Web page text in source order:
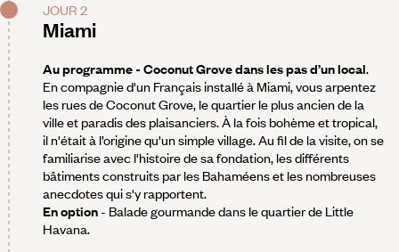
JOUR 2
Miami
Au programme - Coconut Grove dans les pas d’un local.
En compagnie d'un Français installé à Miami, vous arpentez
les rues de Coconut Grove, le quartier le plus ancien de la
ville et paradis des plaisanciers. À la fois bohème et tropical,
il n'était à l’origine qu'un simple village. Au fil de la visite, on se
familiarise avec l'histoire de sa fondation, les différents
bâtiments construits par les Bahaméens et les nombreuses
anecdotes qui s'y rapportent.
En option- Balade gourmande dans le quartier de Little
Havana.